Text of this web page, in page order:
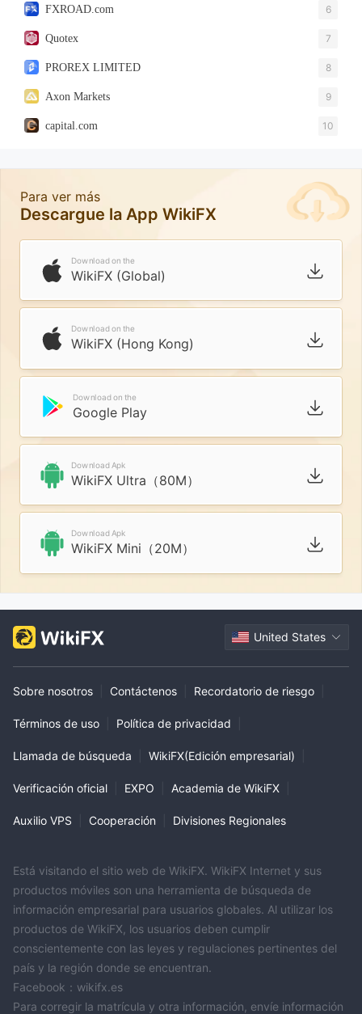
FXROAD.com 6
Quotex 7
PROREX LIMITED 8
Axon Markets 9
capital.com 10
Para ver más
Descargue la App WikiFX
Download on the
WikiFX (Global)
Download on the
WikiFX (Hong Kong)
Download on the
Google Play
Download Apk
WikiFX Ultra（80M）
Download Apk
WikiFX Mini（20M）
United States
Sobre nosotros Contáctenos Recordatorio de riesgo
Términos de uso Política de privacidad
Llamada de búsqueda WikiFX(Edición empresarial)
Verificación oficial EXPO Academia de WikiFX
Auxilio VPS Cooperación Divisiones Regionales
Está visitando el sitio web de WikiFX. WikiFX Internet y sus
productos móviles son una herramienta de búsqueda de
información empresarial para usuarios globales. Al utilizar los
productos de WikiFX, los usuarios deben cumplir
conscientemente con las leyes y regulaciones pertinentes del
país y la región donde se encuentran.
Facebook：wikifx.es
Para corregir la matrícula y otra información, envíe información